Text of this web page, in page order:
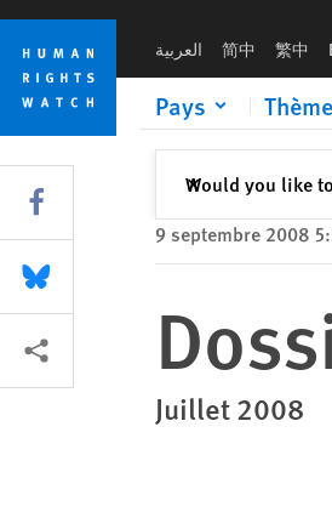
Skip
cookie
privacy
notice
Skip
main
content
العربية 简中 繁中
Pays
Would you like
✕Fermer
9 septembre 2008
Juillet 2008
Share this via Facebook
Share this via Bluesky
Share this via Partagez